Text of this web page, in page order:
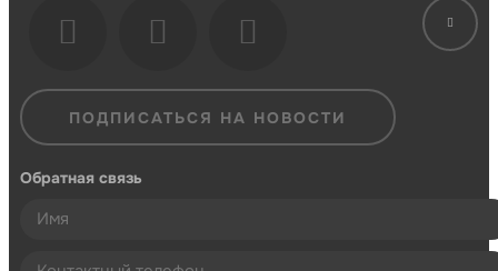
ПОДПИСАТЬСЯ НА НОВОСТИ
Обратная связь